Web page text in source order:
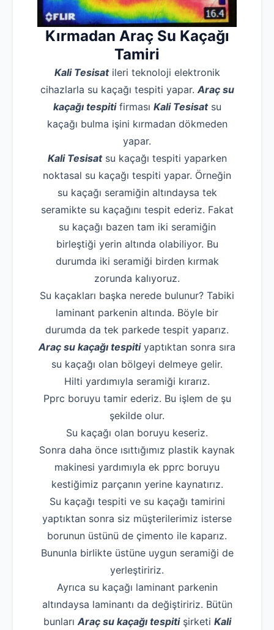
Kırmadan AraçSu Kaçağı
Tamiri
Kali Tesisatileri teknoloji elektronik
cihazlarla su kaçağı tespiti yapar.Araç su
kaçağı tespitifirması Kali Tesisatsu
kaçağı bulma işini kırmadan dökmeden
yapar.
Kali Tesisatsu kaçağı tespiti yaparken
noktasal su kaçağı tespiti yapar. Örneğin
su kaçağı seramiğin altındaysa tek
seramikte su kaçağını tespit ederiz. Fakat
su kaçağı bazen tam iki seramiğin
birleştiği yerin altında olabiliyor. Bu
durumda iki seramiği birden kırmak
zorunda kalıyoruz.
Su kaçakları başka nerede bulunur? Tabiki
laminant parkenin altında. Böyle bir
durumda da tek parkede tespit yaparız.
Araç su kaçağı tespitiyaptıktan sonra sıra
su kaçağı olan bölgeyi delmeye gelir.
Hilti yardımıyla seramiği kırarız.
Pprc boruyu tamir ederiz. Bu işlem de şu
şekilde olur.
Su kaçağı olan boruyu keseriz.
Sonra daha önce ısıttığımız plastik kaynak
makinesi yardımıyla ek pprc boruyu
kestiğimiz parçanın yerine kaynatırız.
Su kaçağı tespiti ve su kaçağı tamirini
yaptıktan sonra siz müşterilerimiz isterse
borunun üstünü de çimento ile kaparız.
Bununla birlikte üstüne uygun seramiği de
yerleştiririz.
Ayrıca su kaçağı laminant parkenin
altındaysa laminantı da değiştiririz. Bütün
bunlarıAraç su kaçağı tespitişirketi Kali